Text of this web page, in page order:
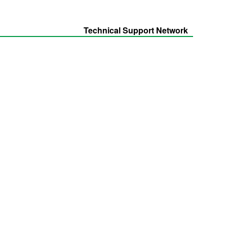
Technical Support Network